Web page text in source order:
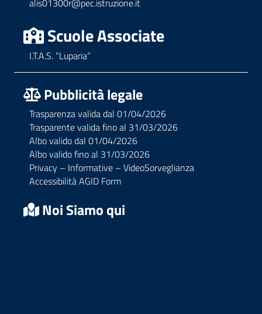
alis01300r@pec.istruzione.it
Scuole Associate
I.T.A.S. “Luparia”
Pubblicità legale
Trasparenza valida dal 01/04/2026
Trasparente valida fino al 31/03/2026
Albo valido dal 01/04/2026
Albo valido fino al 31/03/2026
Privacy – Informative – VideoSorveglianza
Accessibilità AGID Form
Noi Siamo qui